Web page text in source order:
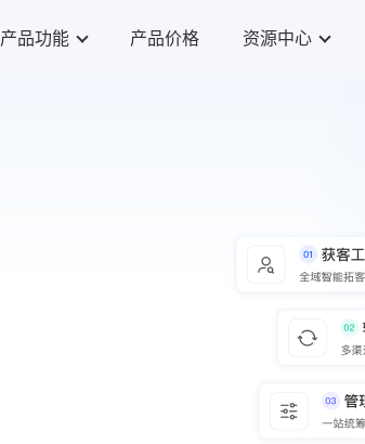
产品功能 产品价格 资源中心